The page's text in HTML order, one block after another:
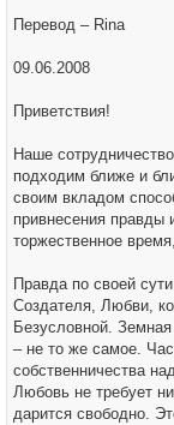
Перевод – Rina
09.06.2008
Приветствия!
Наше
подходим ближе и
своим вкладом
привнесения
торжественное
Правда по своей
Создателя, Любви,
Безусловной.
– не то же самое.
собственничества
Любовь не требует
дарится свободно.